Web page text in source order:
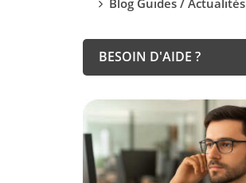
Blog Guides / Actualités
BESOIN D'AIDE ?